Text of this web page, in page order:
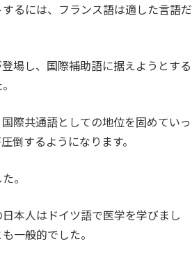
るには、フランス語は適した言語だ
場し、国際補助語に据えようとする
際共通語としての地位を固めていっ
倒するようになります。
。
本人はドイツ語で医学を学びまし
一般的でした。